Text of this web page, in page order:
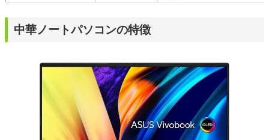
中華ノートパソコンの特徴